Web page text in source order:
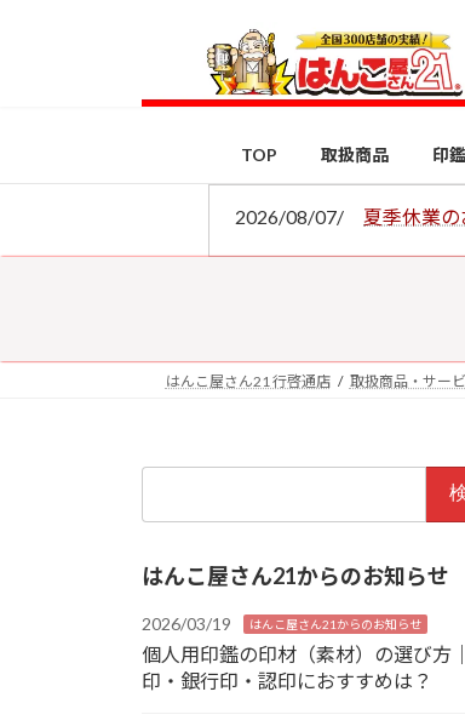
ス
ン
TOP 取扱商品 印
2026/08/07/ 夏季休業
はんこ屋さん21 行啓通店 取扱商品・サー
はんこ屋さん21からのお知らせ
2026/03/19 はんこ屋さん21からのお知らせ
個人用印鑑の印材（素材）の選び方
印・銀行印・認印におすすめは？